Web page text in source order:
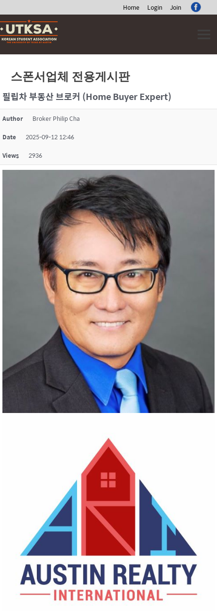
Home Login Join
Skip
to
content
스폰서업체 전용게시판
필립차 부동산 브로커 (Home Buyer Expert)
Author Broker Philip Cha
Date 2025-09-12 12:46
Views 2936